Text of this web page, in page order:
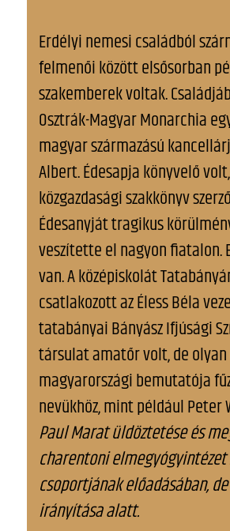
Erdélyi nemesi családból
felmenői között elsősorban
szakemberek voltak.
Osztrák-Magyar Monarchia
magyar származású
Albert. Édesapja könyvelő
közgazdasági szakkönyv
Édesanyját tragikus
veszítette el nagyon fiatalon.
van. A középiskolát
csatlakozott az Éless Béla
tatabányai Bányász Ifjúsági
társulat amatőr volt, de
magyarországi bemutatója
nevükhöz, mint például Peter
Paul Marat üldöztetése és
charentoni elmegyógyintézet
csoportjának előadásában,
irányítása alatt.